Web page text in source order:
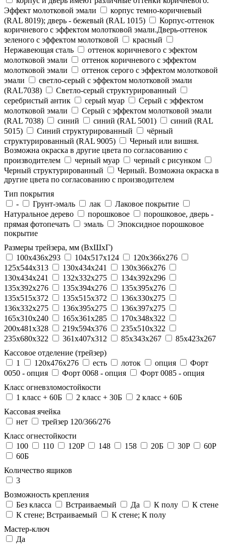
Эффект молотковой эмали
корпус темно-коричневый
(RAL 8019); дверь - бежевый (RAL 1015)
Корпус-оттенок
коричневого с эффектом молотковой эмали.Дверь-оттенок
зеленого с эффектом молотковой
красный
Нержавеющая сталь
оттенок коричневого с эфектом
молотковой эмали
оттенок коричневого с эффектом
молотковой эмали
оттенок серого с эффектом молотковой
эмали
светло-серый с эффектом молотковой эмали
(RAL7038)
Светло-серый структурированный
серебристый антик
серый муар
Серый с эффектом
молотковой эмали
Серый с эффектом молотковой эмали
(RAL 7038)
синий синий (RAL 5001)
синий (RAL
5015)
Синий структурированный
чёрный
структурированный (RAL 9005)
Черный или вишня.
Возможна окраска в другие цвета по согласованию с
производителем
черный муар
черный с рисунком
Черный структурированный
Черный. Возможна окраска в
другие цвета по согласованию с производителем
Тип покрытия
-
Грунт-эмаль лак
Лаковое покрытие
Натуральное дерево
порошковое
порошковое, дверь -
прямая фотопечать
эмаль
Эпоксидное порошковое
покрытие
Размеры трейзера, мм (ВхШхГ)
100x436x293
104х517х124
120x366x276
125x544x313
130x434x241
130х366х276
130х434х241
132x332x275
134x392x296
135x392x276
135x394x276
135x395x276
135x515x372
135х515х372
136x330x275
136x332x275
136x395x275
136x397x275
165x310x240
165x361x285
170x348x322
200x481x328
219x594x376
235x510x322
235x680x322
361x407x312 85x343x267
85x423x267
Кассовое отделение (трейзер)
1
120х476х276 есть лоток опция
Форт
0050 - опция
Форт 0068 - опция
Форт 0085 - опция
Класс огневзломостойкости
1 класс + 60Б
2 класс + 30Б
2 класс + 60Б
Кассовая ячейка
нет
трейзер 120/366/276
Класс огнестойкости
100
110 120P 148 158 20Б 30P
60P
60Б
Количество ящиков
3
Возможность крепления
Без класса
Встраиваемый Да К полу
К стене
К стене; Встраиваемый
К стене; К полу
Мастер-ключ
Да